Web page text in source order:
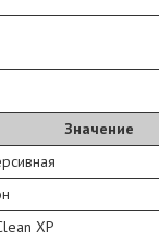
Значение
XP